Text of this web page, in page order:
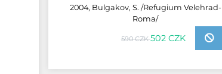
2004, Bulgakov, S. /Refugium Velehrad-
Roma/
590 CZK502 CZK